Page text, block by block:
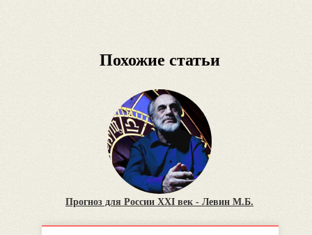
Похожие статьи
Прогноз для России XXI век - Левин М.Б.